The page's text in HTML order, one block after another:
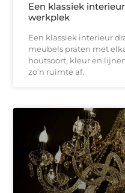
Een klassiek
werkplek
Een klassiek interieur
meubels praten met
houtsoort, kleur en
zo’n ruimte af.